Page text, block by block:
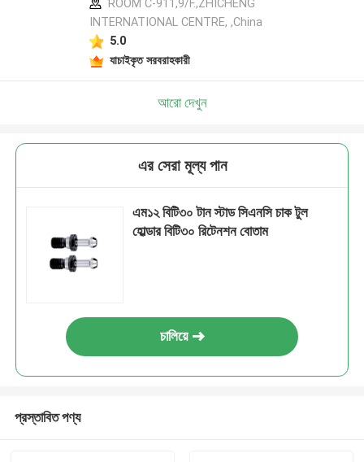
ROOM C-911,9/F.,ZHICHENG
INTERNATIONAL CENTRE, ,China
5.0
যাচাইকৃত সরবরাহকারী
আরো দেখুন
এর সেরা মূল্য পান
এম১২ বিটি৩০ টান স্টাড সিএনসি চাক টুল
হোল্ডার বিটি৩০ রিটেনশন বোতাম
চালিয়ে
প্রস্তাবিত পণ্য